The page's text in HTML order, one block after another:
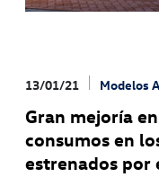
13/01/21 Modelos
Gran mejoría
consumos en
estrenados por